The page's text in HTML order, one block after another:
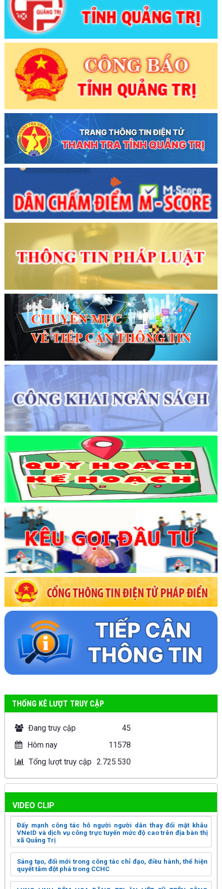
THỐNG KÊ LƯỢT TRUY CẬP
Đang truy cập
45
Hôm nay
11578
Tổng lượt truy cập 2.725.530
VIDEO CLIP
Đẩy mạnh công tác hỗ người người dân thay đổi mật khâu
VNeID và dịch vụ công trực tuyến mức độ cao trên địa bàn thị
xã Quảng Trị
Sáng tạo, đổi mới trong công tác chỉ đạo, điều hành, thể hiện
quyết tâm đột phá trong CCHC